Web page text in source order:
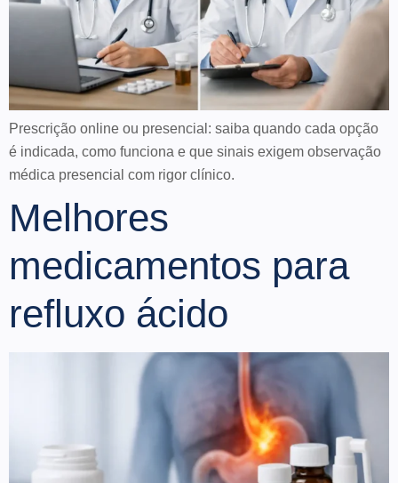
Prescrição online ou presencial: saiba quando cada opção
é indicada, como funciona e que sinais exigem observação
médica presencial com rigor clínico.
Melhores
medicamentos para
refluxo ácido